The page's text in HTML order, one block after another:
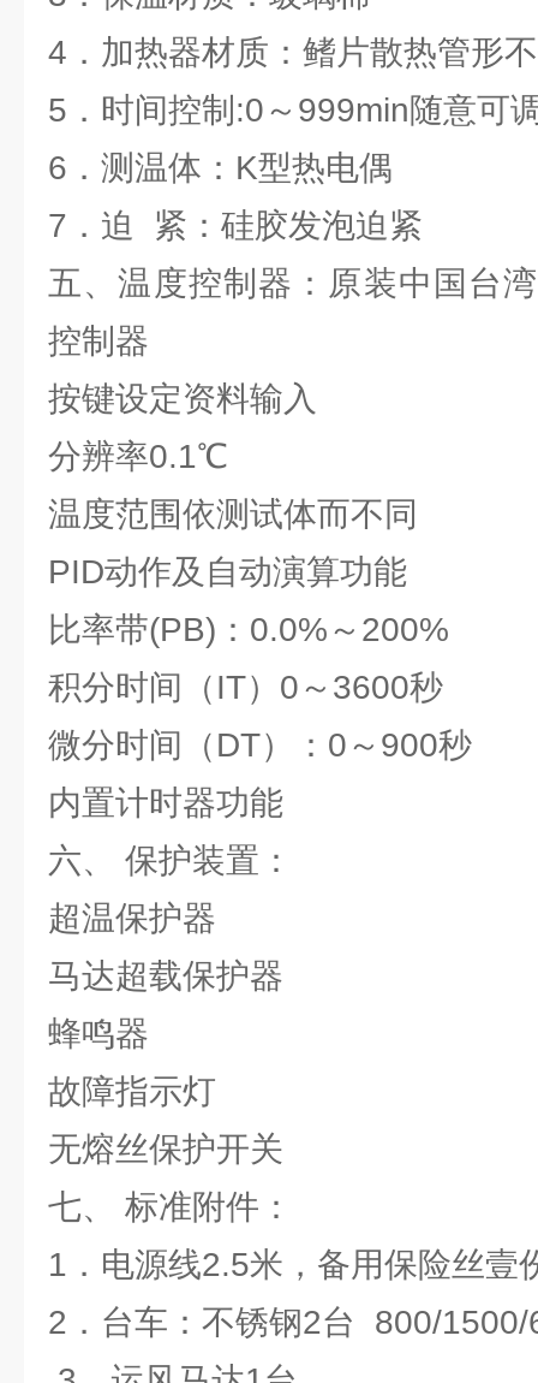
4．加热器材质：鳍片散热管形
5．时间控制:0～999min随意可
6．测温体：K型热电偶
7．迫 紧：硅胶发泡迫紧
五、温度控制器：原装中国台
控制器
按键设定资料输入
分辨率0.1℃
温度范围依测试体而不同
PID动作及自动演算功能
比率带(PB)：0.0%～200%
积分时间（IT）0～3600秒
微分时间（DT）：0～900秒
内置计时器功能
六、 保护装置：
超温保护器
马达超载保护器
蜂鸣器
故障指示灯
无熔丝保护开关
七、 标准附件：
1．电源线2.5米，备用保险丝壹
2．台车：不锈钢2台 800/1500/